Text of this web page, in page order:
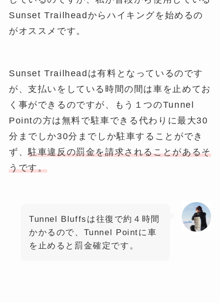
Sunset Trailheadからハイキングを始めるの
がオススメです。
Sunset Trailheadは有料となっているのです
が、支払いをしている時間の間は車を止めてお
く事ができるのですが、もう１つのTunnel
Pointの方は無料で駐車できる代わりに最大30
分までしか30分までしか駐車することができ
ず、駐車違反の罰金を請求されることがあるそ
うです。
Tunnel Bluffsは往復で約４時間
かかるので、Tunnel Pointに車
を止めると罰金確定です。